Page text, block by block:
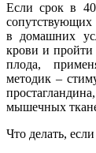
Если срок в
сопутствующих
в домашних
крови и пройти
плода,
методик –
мышечных
Что делать,